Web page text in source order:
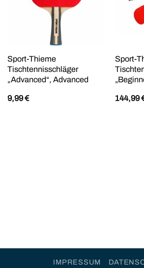
Sport-Thieme
Tischtennisschläger
„Advanced“, Advanced
9,99€
Sport-
144,99
IMPRESSUM